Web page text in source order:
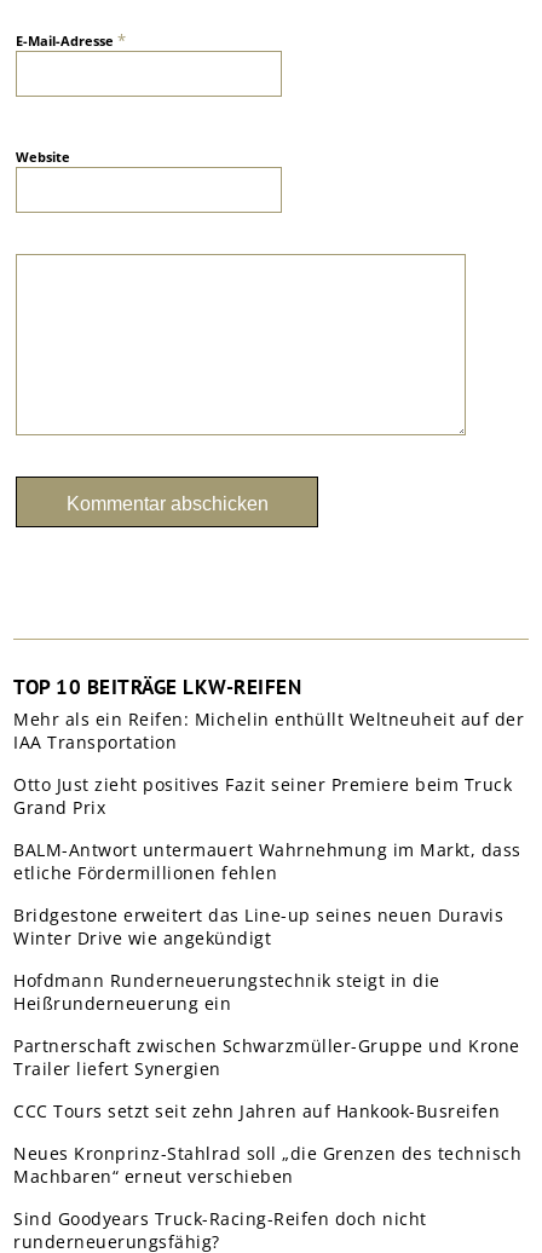
E-Mail-Adresse*
Website
TOP 10 BEITRÄGE LKW-REIFEN
Mehr als ein Reifen: Michelin enthüllt Weltneuheit auf der
IAA Transportation
Otto Just zieht positives Fazit seiner Premiere beim Truck
Grand Prix
BALM-Antwort untermauert Wahrnehmung im Markt, dass
etliche Fördermillionen fehlen
Bridgestone erweitert das Line-up seines neuen Duravis
Winter Drive wie angekündigt
Hofdmann Runderneuerungstechnik steigt in die
Heißrunderneuerung ein
Partnerschaft zwischen Schwarzmüller-Gruppe und Krone
Trailer liefert Synergien
CCC Tours setzt seit zehn Jahren auf Hankook-Busreifen
Neues Kronprinz-Stahlrad soll „die Grenzen des technisch
Machbaren“ erneut verschieben
Sind Goodyears Truck-Racing-Reifen doch nicht
runderneuerungsfähig?